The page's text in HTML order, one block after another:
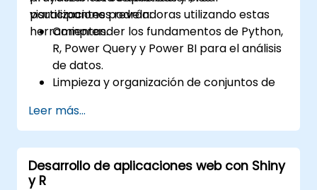
visualizaciones reveladoras utilizando estas
herramientas.
participantes podrán:
Comprender los fundamentos de Python,
R, Power Query y Power BI para el análisis
de datos.
Limpieza y organización de conjuntos de
Realizar análisis estadísticos y
proyecciones con R.
Crear paneles e informes profesionales
con Power BI.
Leer más...
Desarrollo de aplicaciones web con Shiny
y R